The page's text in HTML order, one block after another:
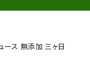
ース 無添加 三ヶ日